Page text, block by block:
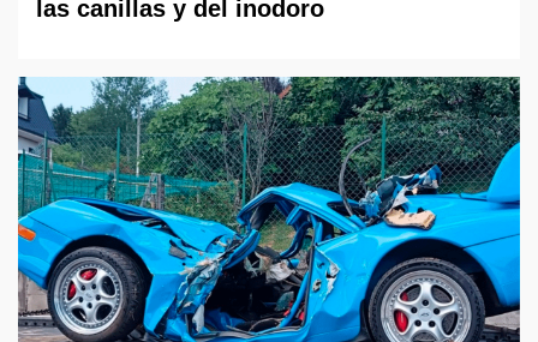
las canillas y del inodoro